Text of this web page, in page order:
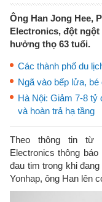
Ông Han Jong Hee,
Electronics, đột ngột
hưởng thọ 63 tuổi.
Các thành phố du
Ngã vào bếp lửa, bé
Hà Nội: Giảm 7-8 tỷ
và hoàn trả hạ tầng
Theo thông tin từ
Electronics thông
đau tim trong khi
Yonhap, ông Han lên